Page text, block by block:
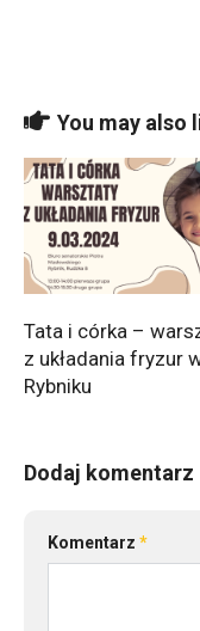
You may also
Tata i córka –
z układania fryzur
Rybniku
Dodaj komentarz
Komentarz *